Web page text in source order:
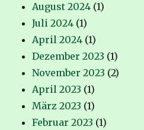
August 2024 (1)
Juli 2024 (1)
April 2024 (1)
Dezember 2023 (1)
November 2023 (2)
April 2023 (1)
März 2023 (1)
Februar 2023 (1)